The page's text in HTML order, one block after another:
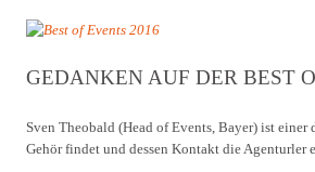
GEDANKEN AUF DER BEST
Sven Theobald (Head of Events, Bayer) ist einer
Gehör findet und dessen Kontakt die Agenturler